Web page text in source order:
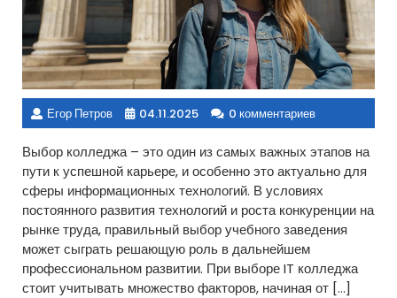
Егор Петров 04.11.2025 0 комментариев
Выбор колледжа – это один из самых важных этапов на
пути к успешной карьере, и особенно это актуально для
сферы информационных технологий. В условиях
постоянного развития технологий и роста конкуренции на
рынке труда, правильный выбор учебного заведения
может сыграть решающую роль в дальнейшем
профессиональном развитии. При выборе IT колледжа
стоит учитывать множество факторов, начиная от […]